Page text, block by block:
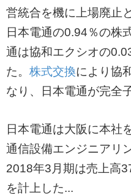
営統合を機に上場廃止
日本電通の0.94％の株
通は協和エクシオの
た。 株式交換により協
なり、日本電通が完全
日本電通は大阪に本社
通信設備エンジニアリ
2018年3月期は売上高
を計上した...